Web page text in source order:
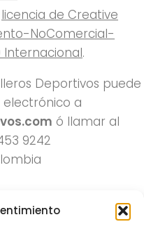
licencia de Creative
NoComercial-
Internacional.
Deportivos puede
electrónico a
ó llamar al
9242